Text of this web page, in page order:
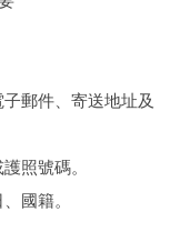
郵件、寄送地址及
照號碼。
國籍。